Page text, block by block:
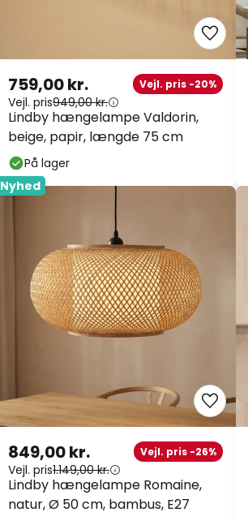
Lindby hængelampe Valdorin,
beige, papir, længde 75 cm
759,00 kr. Vejl. pris -20%
Vejl. pris949,00 kr.
På lager
Nyhed
Lindby hængelampe Romaine,
natur, Ø 50 cm, bambus, E27
849,00 kr. Vejl. pris -26%
Vejl. pris1.149,00 kr.